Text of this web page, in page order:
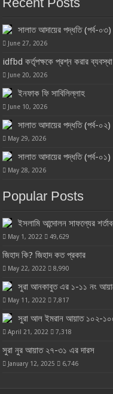
সালাত আদায়ের পদ্ধতি (পর্ব-০৩)
June 27, 2026
idfbd কর্তৃপক্ষকে প্রশ্ন করার
June 20, 2026
ইনফাক ফি সাবিলিল্লাহ
June 10, 2026
সালাত আদায়ের পদ্ধতি (পর্ব-০২)
May 29, 2026
সালাত আদায়ের পদ্ধতি (পর্ব-০১)
May 28, 2026
Popular Posts
ইসলামি আন্দোলন সাফল্যের
May 1, 2022 49,629
জিহাদ কি? জিহাদ কত প্রকার
May 22, 2022 8,990
সুরা আনকাবুত এর ১-১১ নং
May 11, 2022 7,817
সুরা আল ইমরান আয়াত ১০২-
April 21, 2022 7,318
সুরা নুর আয়াত ২৭-৩১ এর দারস
January 12, 2025 6,746